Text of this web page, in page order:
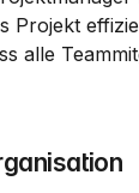
Projekt
alle